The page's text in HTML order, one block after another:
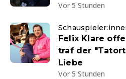
Vor 5 Stunden
Felix Klare
traf der
Liebe
Vor 5 Stunden